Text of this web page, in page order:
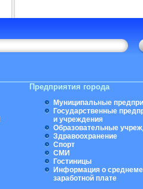
Предприятия города
Муниципальные
Государственные
и учреждения
Образовательные
Здравоохранение
Спорт
СМИ
Гостиницы
Информация о
заработной плате